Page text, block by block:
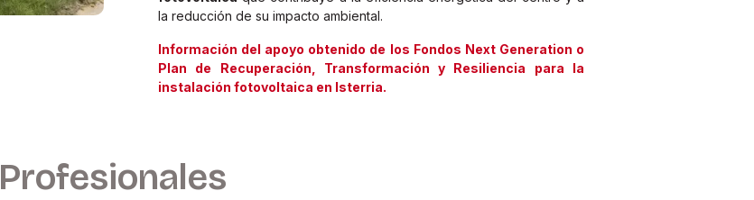
la reducción de su impacto ambiental.
Información del apoyo obtenido de los Fondos Next Generation o
Plan de Recuperación, Transformación y Resiliencia para la
instalación fotovoltaica en Isterria.
Profesionales